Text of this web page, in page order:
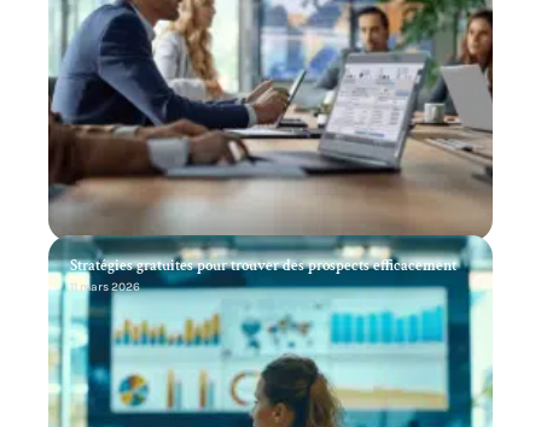
Stratégies gratuites pour trouver des prospects efficacement
11 mars 2026